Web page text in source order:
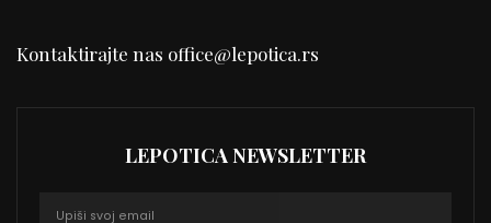
Kontaktirajte nas office@lepotica.rs
LEPOTICA NEWSLETTER